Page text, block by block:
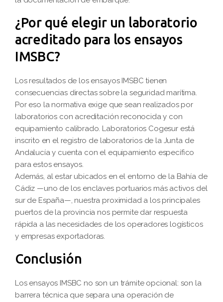
¿Por qué elegir un laboratorio
acreditado para los ensayos
IMSBC?
Los resultados de los ensayos IMSBC tienen
consecuencias directas sobre la seguridad marítima.
Por eso la normativa exige que sean realizados por
laboratorios con acreditación reconocida y con
equipamiento calibrado. Laboratorios Cogesur está
inscrito en el registro de laboratorios de la Junta de
Andalucía y cuenta con el equipamiento específico
para estos ensayos.
Además, al estar ubicados en el entorno de la Bahía de
Cádiz —uno de los enclaves portuarios más activos del
sur de España—, nuestra proximidad a los principales
puertos de la provincia nos permite dar respuesta
rápida a las necesidades de los operadores logísticos
y empresas exportadoras.
Conclusión
Los ensayos IMSBC no son un trámite opcional: son la
barrera técnica que separa una operación de